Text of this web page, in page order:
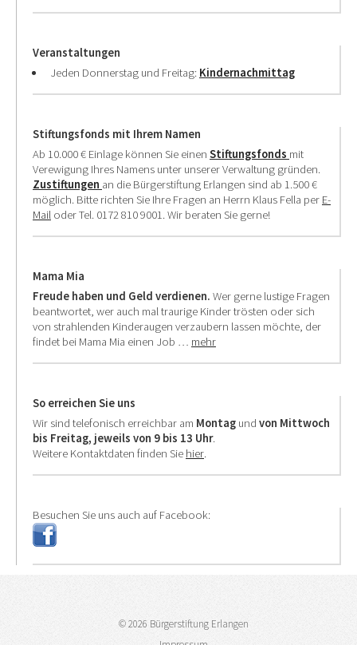
Veranstaltungen
Jeden Donnerstag und Freitag: Kindernachmittag
Stiftungsfonds mit Ihrem Namen
Ab 10.000 € Einlage können Sie einen Stiftungsfonds mit
Verewigung Ihres Namens unter unserer Verwaltung gründen.
Zustiftungen an die Bürgerstiftung Erlangen sind ab 1.500 €
möglich. Bitte richten Sie Ihre Fragen an Herrn Klaus Fella per E-
Mail oder Tel. 0172 810 9001. Wir beraten Sie gerne!
Mama Mia
Freude haben und Geld verdienen. Wer gerne lustige Fragen
beantwortet, wer auch mal traurige Kinder trösten oder sich
von strahlenden Kinderaugen verzaubern lassen möchte, der
findet bei Mama Mia einen Job … mehr
So erreichen Sie uns
Wir sind telefonisch erreichbar am Montag und von Mittwoch
bis Freitag, jeweils von 9 bis 13 Uhr.
Weitere Kontaktdaten finden Sie hier.
Besuchen Sie uns auch auf Facebook:
© 2026 Bürgerstiftung Erlangen